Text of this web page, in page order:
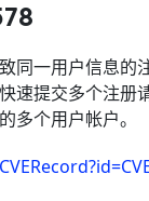
同一用户信息的
速提交多个注册
多个用户帐户。